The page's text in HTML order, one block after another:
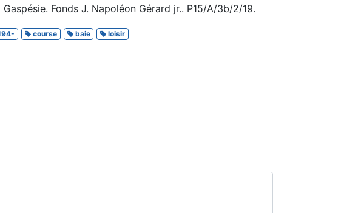
Gaspésie. Fonds J. Napoléon Gérard jr.. P15/A/3b/2/19.
course baie loisir